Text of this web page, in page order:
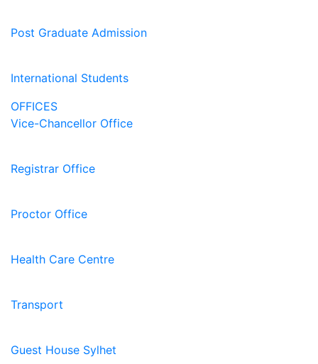
Post Graduate Admission
International Students
OFFICES
Vice-Chancellor Office
Registrar Office
Proctor Office
Health Care Centre
Transport
Guest House Sylhet